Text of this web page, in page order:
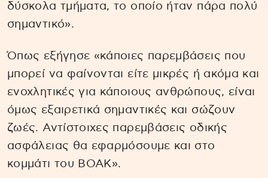
δύσκολα τμήματα, το οποίο ήταν πάρα πολύ
σημαντικό».
Όπως εξήγησε «κάποιες παρεμβάσεις που
μπορεί να φαίνονται είτε μικρές ή ακόμα και
ενοχλητικές για κάποιους ανθρώπους, είναι
όμως εξαιρετικά σημαντικές και σώζουν
ζωές. Αντίστοιχες παρεμβάσεις οδικής
ασφάλειας θα εφαρμόσουμε και στο
κομμάτι του ΒΟΑΚ».